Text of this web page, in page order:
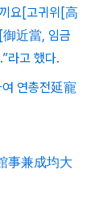
요[고귀위[高
御近當, 임금
라고 했다.
여 연총전延寵
事兼成均大